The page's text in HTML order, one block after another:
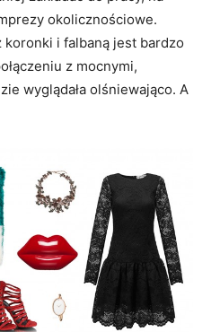
okolicznościowe.
koronki i falbaną jest bardzo
z mocnymi,
wyglądała olśniewająco. A